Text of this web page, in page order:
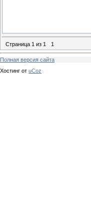
Страница 1 из 1 1
Полная версия сайта
Хостинг от uCoz